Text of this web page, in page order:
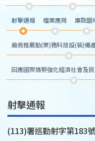
射擊通報 檔案應用 廉政園
廠商推薦勤(業)務科技設(裝)備
因應國際情勢強化經濟社會及
射擊通報
(113)署巡勤射字第183